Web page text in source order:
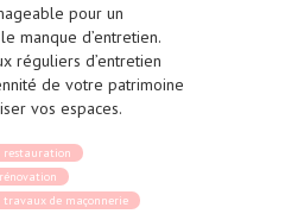
pour un
manque d’entretien.
réguliers d’entretien
de votre patrimoine
vos espaces.
restauration
rénovation
travaux de maçonnerie